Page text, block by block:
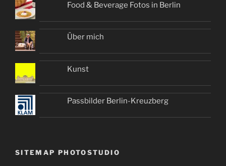
Food & Beverage Fotos in Berlin
Über mich
Kunst
Passbilder Berlin-Kreuzberg
SITEMAP PHOTOSTUDIO